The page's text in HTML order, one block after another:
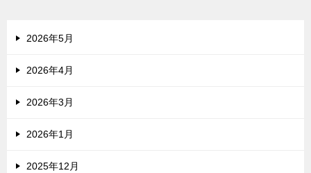
2026年5月
2026年4月
2026年3月
2026年1月
2025年12月